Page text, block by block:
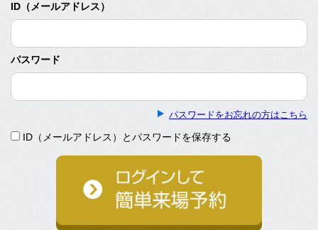
ID（メールアドレス）
パスワード
パスワードをお忘れの方はこちら
ID（メールアドレス）とパスワードを保存する